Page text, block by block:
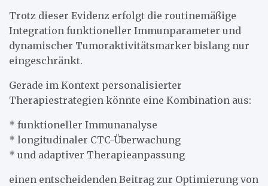
Trotz dieser Evidenz erfolgt die routinemäßige
Integration funktioneller Immunparameter und
dynamischer Tumoraktivitätsmarker bislang nur
eingeschränkt.
Gerade im Kontext personalisierter
Therapiestrategien könnte eine Kombination aus:
* funktioneller Immunanalyse
* longitudinaler CTC-Überwachung
* und adaptiver Therapieanpassung
einen entscheidenden Beitrag zur Optimierung von